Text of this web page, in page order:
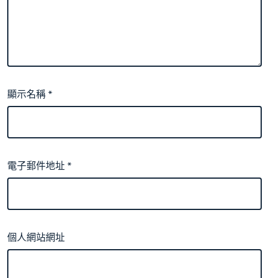
顯示名稱*
電子郵件地址*
個人網站網址